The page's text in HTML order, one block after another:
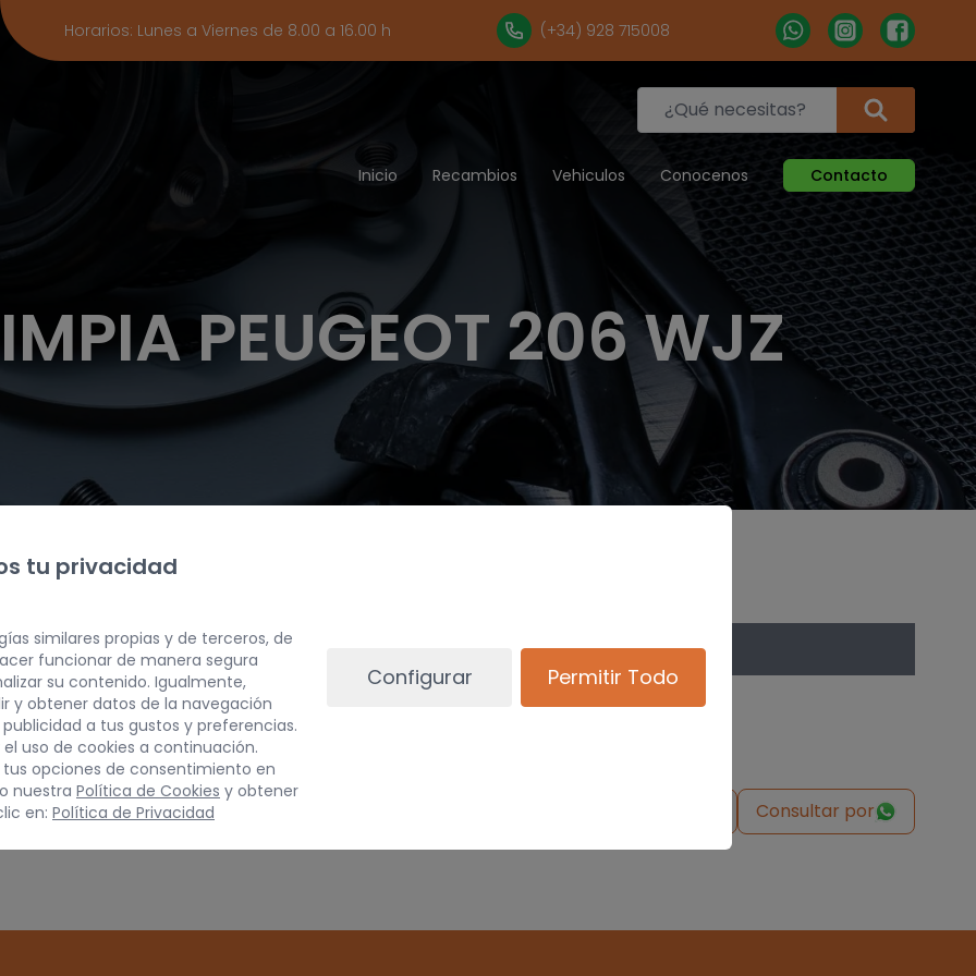
Horarios: Lunes a Viernes de 8.00 a 16.00 h (+34) 928 715008
Inicio Recambios Vehiculos Conocenos Contacto
PEUGEOT 206 WJZ
PESO
Consultar por
tu privacidad
similares propias y de terceros, de
funcionar de manera segura
su contenido. Igualmente,
y obtener datos de la navegación
a tus gustos y preferencias.
uso de cookies a continuación.
opciones de consentimiento en
nuestra Política de Cookies y obtener
en: Política de Privacidad
Configurar Permitir Todo